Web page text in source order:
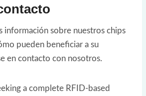
información sobre nuestros chips
pueden beneficiar a su
en contacto con nosotros.
a complete RFID-based